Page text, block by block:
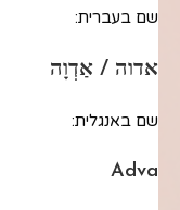
שם בעברית:
אדוה / אַדְוָה
שם באנגלית:
Adva